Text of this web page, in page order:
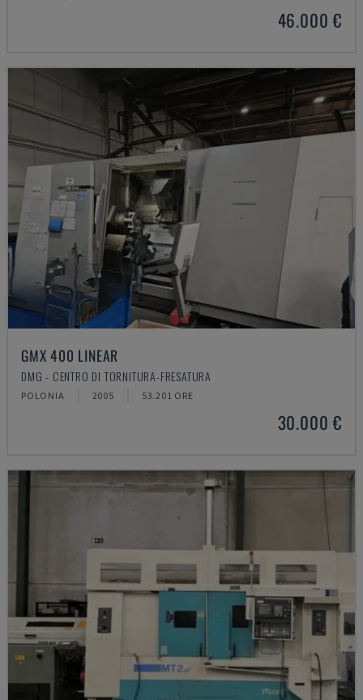
46.000 €
GMX 400 LINEAR
DMG - CENTRO DI TORNITURA-FRESATURA
POLONIA 2005 53.201 ORE
30.000 €